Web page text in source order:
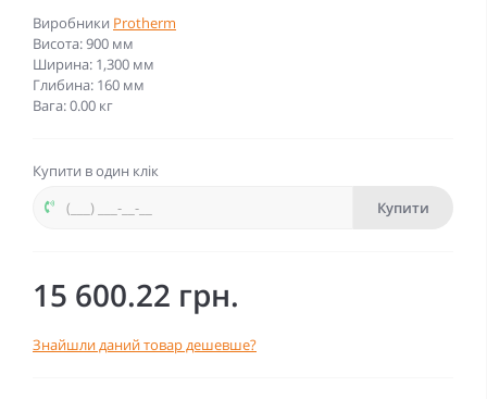
Виробники Protherm
Висота: 900 мм
Ширина: 1,300 мм
Глибина: 160 мм
Вага: 0.00 кг
Купити в один клік
Купити
15 600.22 грн.
Знайшли даний товар дешевше?